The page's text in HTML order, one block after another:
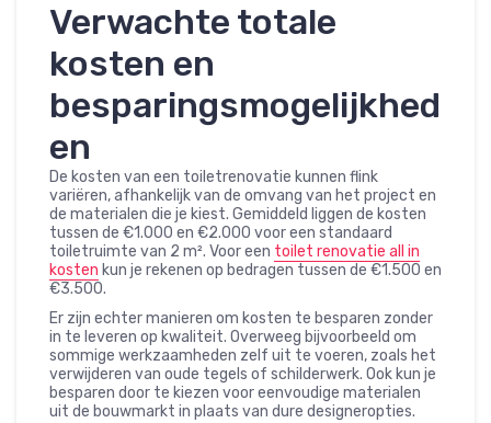
Verwachte totale
kosten en
besparingsmogelijkhed
en
De kosten van een toiletrenovatie kunnen flink
variëren, afhankelijk van de omvang van het project en
de materialen die je kiest. Gemiddeld liggen de kosten
tussen de €1.000 en €2.000 voor een standaard
toiletruimte van 2 m². Voor een toilet renovatie all in
kosten kun je rekenen op bedragen tussen de €1.500 en
€3.500.
Er zijn echter manieren om kosten te besparen zonder
in te leveren op kwaliteit. Overweeg bijvoorbeeld om
sommige werkzaamheden zelf uit te voeren, zoals het
verwijderen van oude tegels of schilderwerk. Ook kun je
besparen door te kiezen voor eenvoudige materialen
uit de bouwmarkt in plaats van dure designeropties.